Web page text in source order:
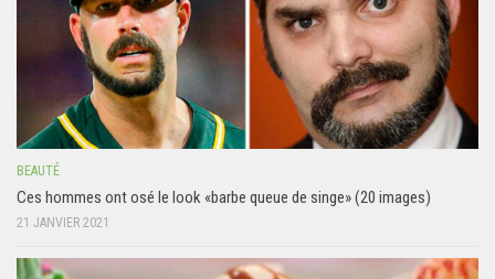
BEAUTÉ
Ces hommes ont osé le look «barbe queue de singe» (20 images)
21 JANVIER 2021